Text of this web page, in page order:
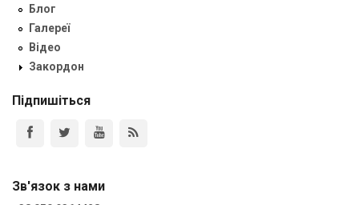
Блог
Галереї
Відео
Закордон
Підпишіться
Зв'язок з нами